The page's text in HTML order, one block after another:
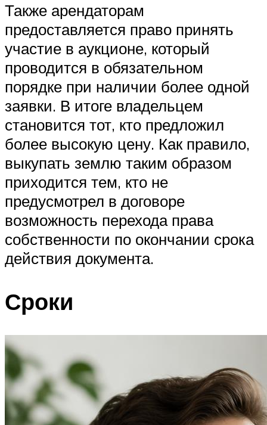
Также арендаторам
предоставляется право принять
участие в аукционе, который
проводится в обязательном
порядке при наличии более одной
заявки. В итоге владельцем
становится тот, кто предложил
более высокую цену. Как правило,
выкупать землю таким образом
приходится тем, кто не
предусмотрел в договоре
возможность перехода права
собственности по окончании срока
действия документа.
Сроки